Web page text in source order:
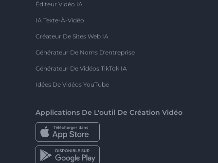
Éditeur Vidéo IA
IA Texte-À-Vidéo
Créateur De Sites Web IA
Générateur De Noms D'entreprise
Générateur De Vidéos TikTok IA
Idées De Vidéos YouTube
Applications De L'outil De Création Vidéo